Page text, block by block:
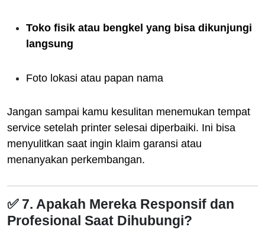
Toko fisik atau bengkel yang bisa dikunjungi
langsung
Foto lokasi atau papan nama
Jangan sampai kamu kesulitan menemukan tempat
service setelah printer selesai diperbaiki. Ini bisa
menyulitkan saat ingin klaim garansi atau
menanyakan perkembangan.
✅ 7. Apakah Mereka Responsif dan
Profesional Saat Dihubungi?